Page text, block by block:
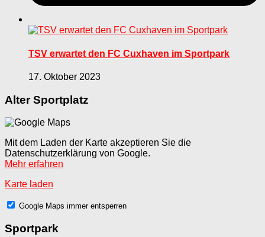
TSV erwartet den FC Cuxhaven im Sportpark
17. Oktober 2023
Alter Sportplatz
Mit dem Laden der Karte akzeptieren Sie die
Datenschutzerklärung von Google.
Mehr erfahren
Karte laden
Google Maps immer entsperren
Sportpark